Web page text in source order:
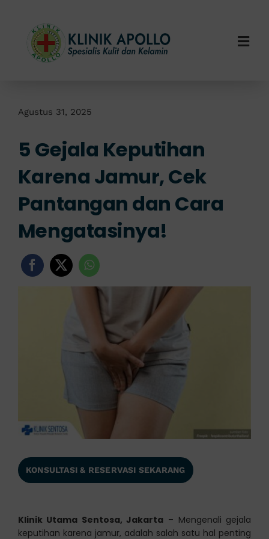
content
Layanan Kami
Info Klinik
Hubungi Kami
Agustus 31, 2025
5 Gejala Keputihan
Karena Jamur, Cek
Pantangan dan Cara
Mengatasinya!
KONSULTASI & RESERVASI SEKARANG
Klinik Utama Sentosa, Jakarta – Mengenali gejala
keputihan karena jamur, adalah salah satu hal penting